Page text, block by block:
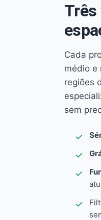
Três
Cada
médio e
regiões
sem